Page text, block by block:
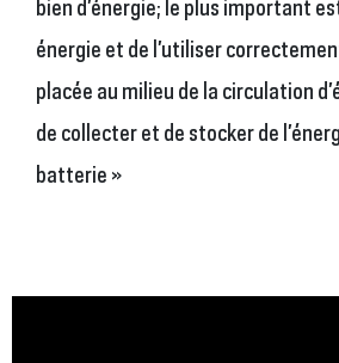
énergie et de l’utiliser
placée au milieu de la circulation
de collecter et de stocker de
batterie »